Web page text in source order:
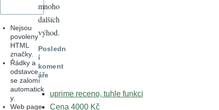
Nejsou
povoleny
HTML
značky.
Řádky a
odstavce
se zalomí
automatick
y.
Web page
mnoho
dalších
výhod.
Posledn
í
koment
áře
uprime receno, tuhle funkci
Cena 4000 Kč